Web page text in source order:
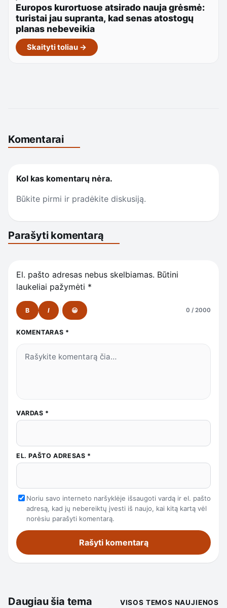
Europos kurortuose atsirado nauja grėsmė:
turistai jau supranta, kad senas atostogų
planas nebeveikia
Skaityti toliau →
Komentarai
Kol kas komentarų nėra.
Būkite pirmi ir pradėkite diskusiją.
Parašyti komentarą
El. pašto adresas nebus skelbiamas. Būtini
laukeliai pažymėti *
B I 😀 0 / 2000
KOMENTARAS *
VARDAS *
EL. PAŠTO ADRESAS *
Noriu savo interneto naršyklėje išsaugoti vardą ir el. pašto
adresą, kad jų nebereiktų įvesti iš naujo, kai kitą kartą vėl
norėsiu parašyti komentarą.
Daugiau šia tema VISOS TEMOS NAUJIENOS